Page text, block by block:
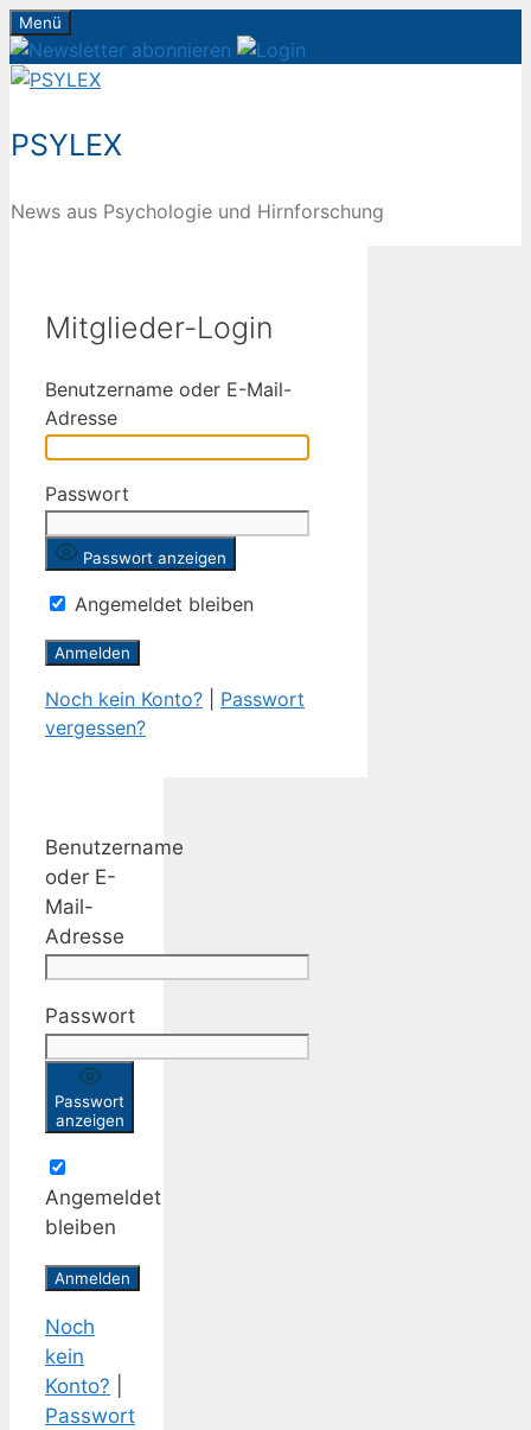
Zum
Inhalt
springen
Menü
PSYLEX
News aus Psychologie und Hirnforschung
Mitglieder-Login
Benutzername oder E-Mail-
Adresse
Passwort
Passwort anzeigen
Angemeldet bleiben
Noch kein Konto?
Passwort
vergessen?
Benutzername
oder E-
Mail-
Adresse
Passwort
Passwort
anzeigen
Angemeldet
bleiben
Noch
kein
Konto?
Passwort